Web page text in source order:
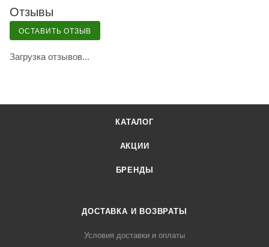
Отзывы
ОСТАВИТЬ ОТЗЫВ
Загрузка отзывов...
КАТАЛОГ
АКЦИИ
БРЕНДЫ
ДОСТАВКА И ВОЗВРАТЫ
Условия доставки и оплаты